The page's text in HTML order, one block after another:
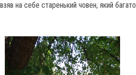
на себе старенький човен, який багато